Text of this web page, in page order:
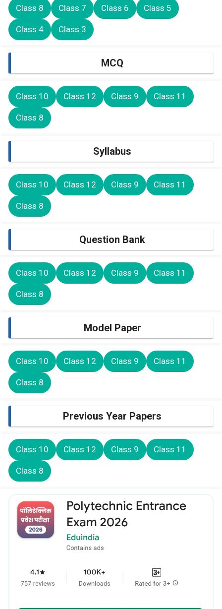
Class 8 Class 7 Class 6 Class 5
Class 4 Class 3
MCQ
Class 10 Class 12 Class 9 Class 11
Class 8
Syllabus
Class 10 Class 12 Class 9 Class 11
Class 8
Question Bank
Class 10 Class 12 Class 9 Class 11
Class 8
Model Paper
Class 10 Class 12 Class 9 Class 11
Class 8
Previous Year Papers
Class 10 Class 12 Class 9 Class 11
Class 8